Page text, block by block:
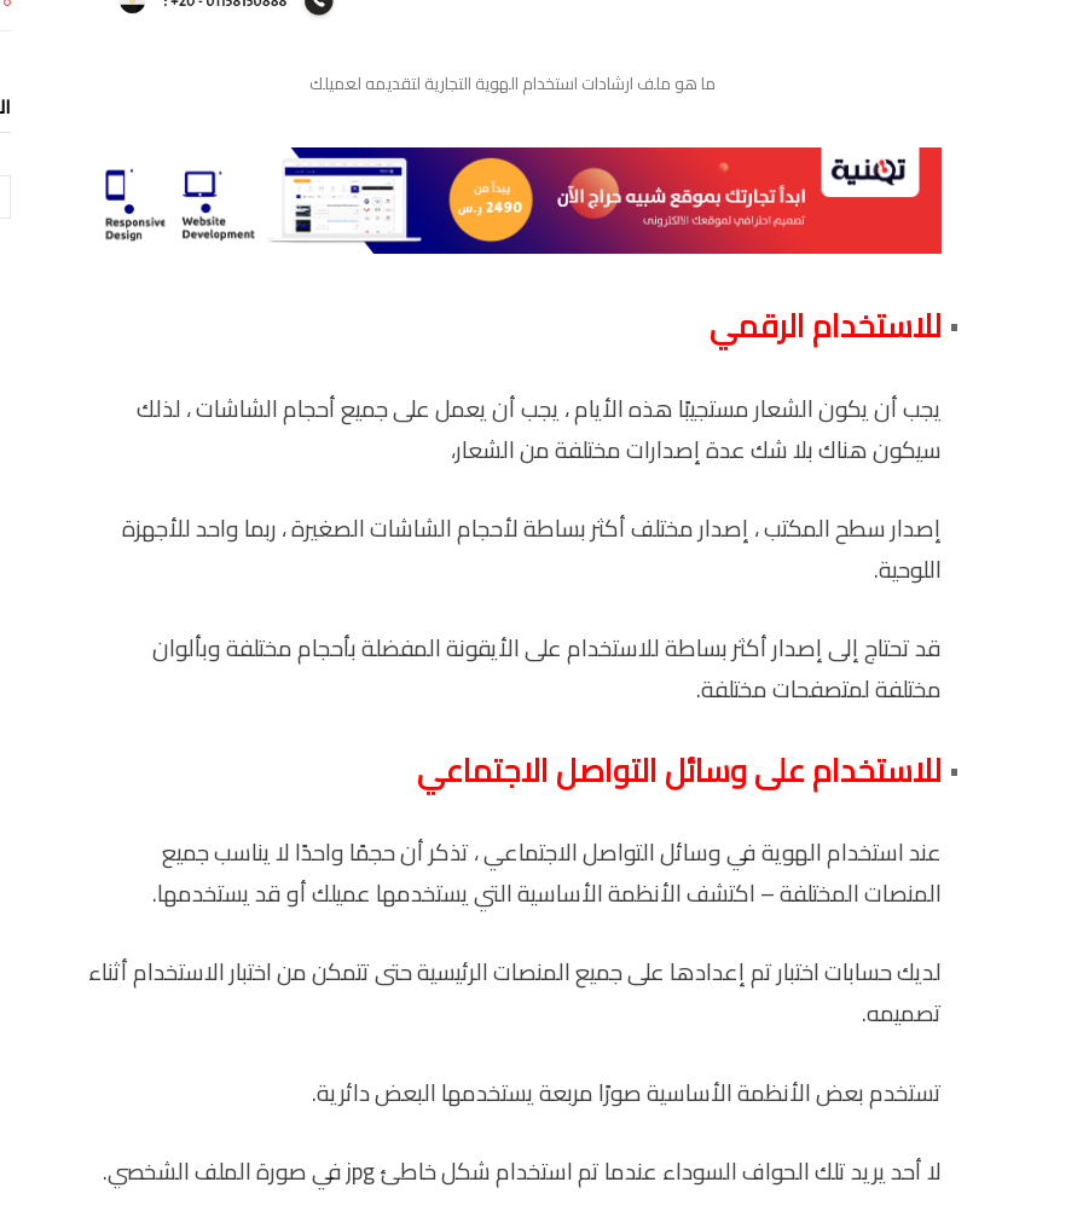
ما هو ملف ارشادات استخدام الهوية التجارية لتقديمه لعميلك
للاستخدام الرقمي
يجب أن يكون الشعار مستجيبًا هذه الأيام ، يجب أن يعمل على جميع أحجام الشاشات ، لذلك
سيكون هناك بلا شك عدة إصدارات مختلفة من الشعار،
إصدار سطح المكتب ، إصدار مختلف أكثر بساطة لأحجام الشاشات الصغيرة ، ربما واحد للأجهزة
اللوحية.
قد تحتاج إلى إصدار أكثر بساطة للاستخدام على الأيقونة المفضلة بأحجام مختلفة وبألوان
مختلفة لمتصفحات مختلفة.
للاستخدام على وسائل التواصل الاجتماعي
عند استخدام الهوية في وسائل التواصل الاجتماعي ، تذكر أن حجمًا واحدًا لا يناسب جميع
المنصات المختلفة – اكتشف الأنظمة الأساسية التي يستخدمها عميلك أو قد يستخدمها.
لديك حسابات اختبار تم إعدادها على جميع المنصات الرئيسية حتى تتمكن من اختبار الاستخدام أثناء
تصميمه.
تستخدم بعض الأنظمة الأساسية صورًا مربعة يستخدمها البعض دائرية.
لا أحد يريد تلك الحواف السوداء عندما تم استخدام شكل خاطئ jpg في صورة الملف الشخصي.